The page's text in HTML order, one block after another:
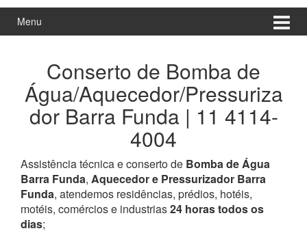
Menu
Conserto de Bomba de
Água/Aquecedor/Pressuriza
dor Barra Funda | 11 4114-
4004
Assistência técnica e conserto de Bomba de Água
Barra Funda, Aquecedor e Pressurizador Barra
Funda, atendemos residências, prédios, hotéis,
motéis, comércios e industrias24 horas todos os
dias;